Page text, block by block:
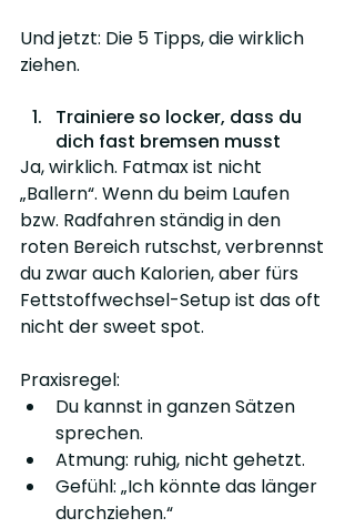
Und jetzt: Die 5 Tipps, die wirklich
ziehen.
Trainiere so locker, dass du
dich fast bremsen musst
Ja, wirklich. Fatmax ist nicht
„Ballern“. Wenn du beim Laufen
bzw. Radfahren ständig in den
roten Bereich rutschst, verbrennst
du zwar auch Kalorien, aber fürs
Fettstoffwechsel-Setup ist das oft
nicht der sweet spot.
Praxisregel:
Du kannst in ganzen Sätzen
sprechen.
Atmung: ruhig, nicht gehetzt.
Gefühl: „Ich könnte das länger
durchziehen.“